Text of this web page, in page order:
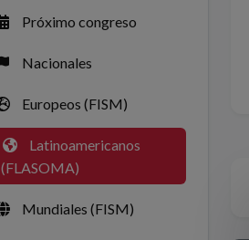
Próximo congreso
Nacionales
Europeos (FISM)
Latinoamericanos
(FLASOMA)
Mundiales (FISM)